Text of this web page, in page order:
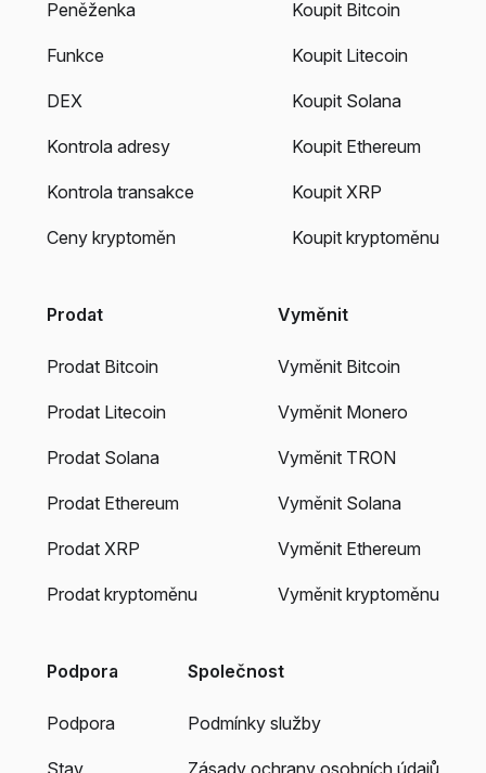
Peněženka
Funkce
DEX
Kontrola adresy
Kontrola transakce
Ceny kryptoměn
Koupit Bitcoin
Koupit Litecoin
Koupit Solana
Koupit Ethereum
Koupit XRP
Koupit kryptoměnu
Prodat
Prodat Bitcoin
Prodat Litecoin
Prodat Solana
Prodat Ethereum
Prodat XRP
Prodat kryptoměnu
Vyměnit
Vyměnit Bitcoin
Vyměnit Monero
Vyměnit TRON
Vyměnit Solana
Vyměnit Ethereum
Vyměnit kryptoměnu
Podpora
Podpora
Společnost
Podmínky služby